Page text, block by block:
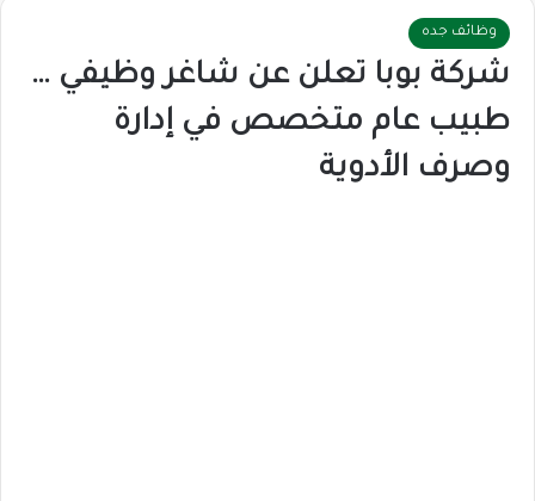
وظائف جده
شركة بوبا تعلن عن شاغر وظيفي …
طبيب عام متخصص في إدارة
وصرف الأدوية